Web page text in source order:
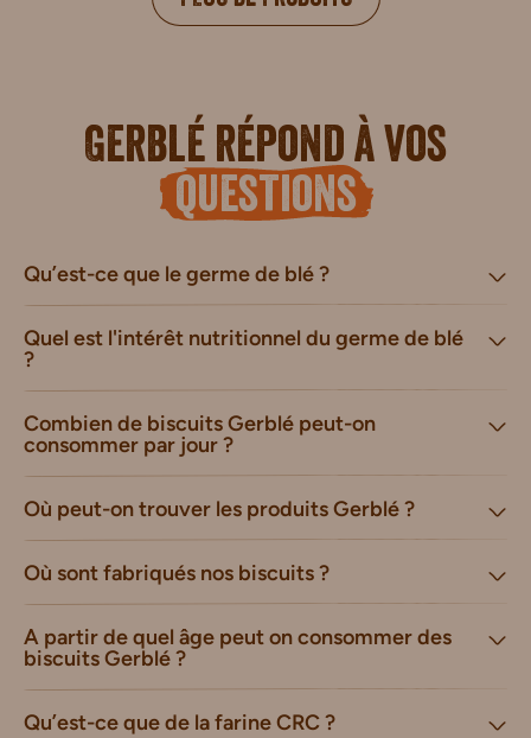
Gerblé répond à vos
questions
Qu’est-ce que le germe de blé ?
Quel est l'intérêt nutritionnel du germe de blé
?
Combien de biscuits Gerblé peut-on
consommer par jour ?
Où peut-on trouver les produits Gerblé ?
Où sont fabriqués nos biscuits ?
A partir de quel âge peut on consommer des
biscuits Gerblé ?
Qu’est-ce que de la farine CRC ?